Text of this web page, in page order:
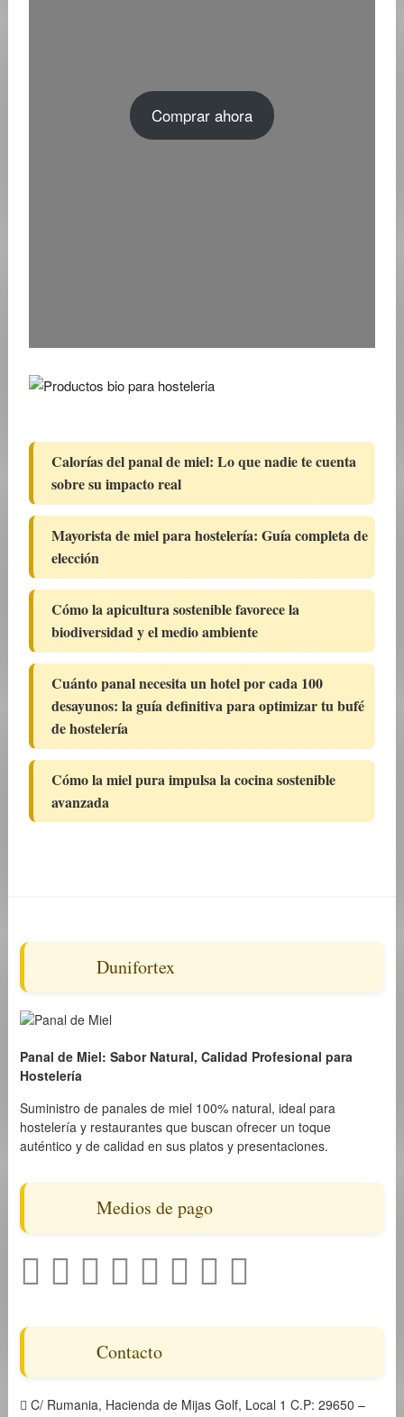
Comprar ahora
Calorías del panal de miel: Lo que nadie te cuenta
sobre su impacto real
Mayorista de miel para hostelería: Guía completa de
elección
Cómo la apicultura sostenible favorece la
biodiversidad y el medio ambiente
Cuánto panal necesita un hotel por cada 100
desayunos: la guía definitiva para optimizar tu bufé
de hostelería
Cómo la miel pura impulsa la cocina sostenible
avanzada
Dunifortex
Panal de Miel: Sabor Natural, Calidad Profesional para
Hostelería
Suministro de panales de miel 100% natural, ideal para
hostelería y restaurantes que buscan ofrecer un toque
auténtico y de calidad en sus platos y presentaciones.
Medios de pago
Contacto
C/ Rumania, Hacienda de Mijas Golf, Local 1 C.P: 29650 –